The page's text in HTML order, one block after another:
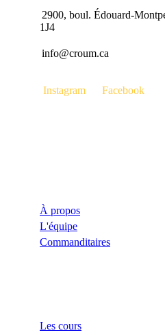
2900, boul. Édouard-
1J4
info@croum.ca
Instagram Facebook
À propos
L'équipe
Commanditaires
Les cours